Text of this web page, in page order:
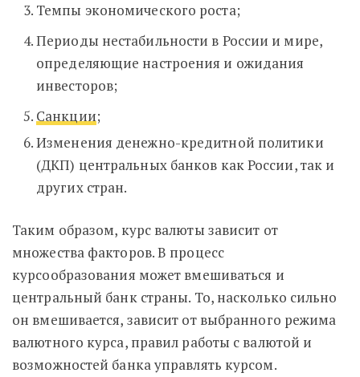
Темпы экономического роста;
Периоды нестабильности в России и мире,
определяющие настроения и ожидания
инвесторов;
Санкции;
Изменения денежно-кредитной политики
(ДКП) центральных банков как России, так и
других стран.
Таким образом, курс валюты зависит от
множества факторов. В процесс
курсообразования может вмешиваться и
центральный банк страны. То, насколько сильно
он вмешивается, зависит от выбранного режима
валютного курса, правил работы с валютой и
возможностей банка управлять курсом.